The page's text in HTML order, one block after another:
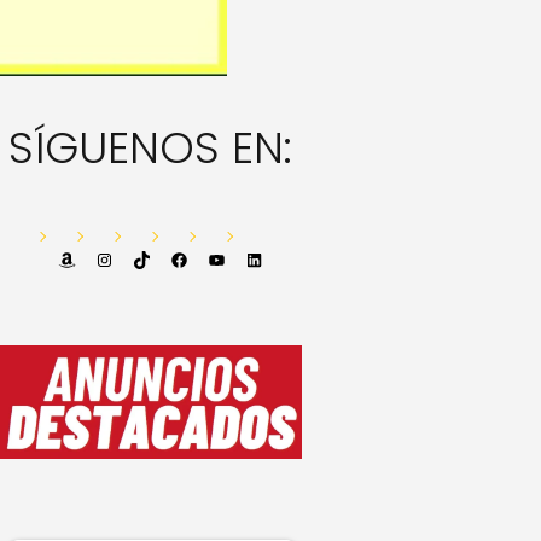
SÍGUENOS EN:
AmazonInstagram
TikTokFacebook
YouTubeLinkedIn